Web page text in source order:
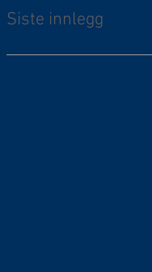
Siste innlegg